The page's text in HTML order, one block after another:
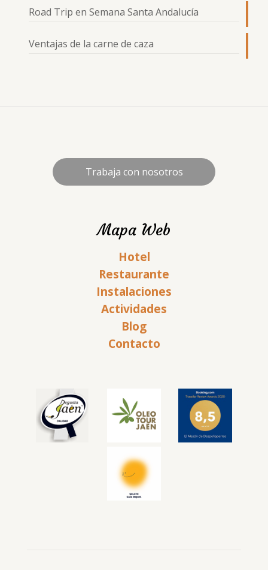
Road Trip en Semana Santa Andalucía
Ventajas de la carne de caza
Trabaja con nosotros
Mapa Web
Hotel
Restaurante
Instalaciones
Actividades
Blog
Contacto